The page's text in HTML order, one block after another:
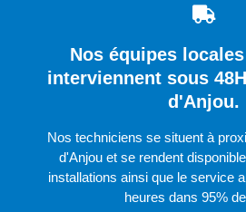
Nos équipes
interviennent sous
d'Anjou.
Nos techniciens se situent à
d'Anjou et se rendent
installations ainsi que le service
heures dans 95%